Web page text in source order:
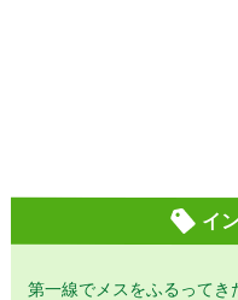
イ
第一線でメスをふるって